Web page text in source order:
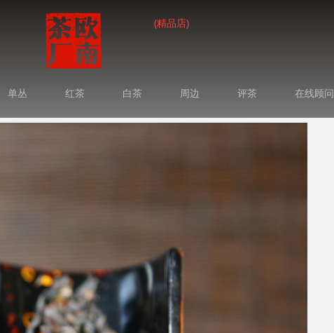
(精品店)
单丛 红茶 白茶 周边 评茶 在线顾问